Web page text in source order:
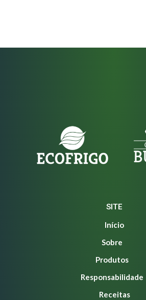
SITE
Início
Sobre
Produtos
Responsabilidade
Receitas